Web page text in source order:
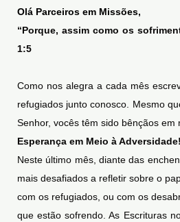
Olá Parceiros em Missões,
“Porque, assim como os
1:5
Como nos alegra a cada mês
refugiados junto conosco. Mesmo
Senhor, vocês têm sido bênçãos
Esperança em Meio à Adversidade!
Neste último mês, diante das
mais desafiados a refletir sobre o
com os refugiados, ou com os
que estão sofrendo. As Escrituras